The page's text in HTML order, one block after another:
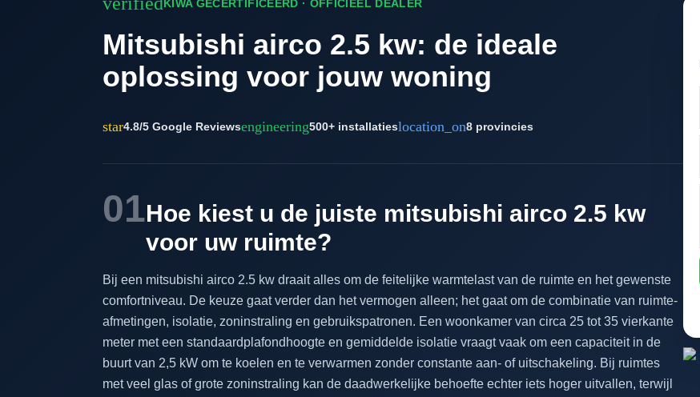
KIWA GECERTIFICEERD · OFFICIEEL DEALER
Mitsubishi airco 2.5 kw: de ideale
oplossing voor jouw woning
star4.8/5 Google Reviewsengineering500+ installatieslocation_on8 provincies
01Hoe kiest u de juiste mitsubishi airco 2.5 kw
voor uw ruimte?
Bij een mitsubishi airco 2.5 kw draait alles om de feitelijke warmtelast van de ruimte en het gewenste
comfortniveau. De keuze gaat verder dan het vermogen alleen; het gaat om de combinatie van ruimte-
afmetingen, isolatie, zoninstraling en gebruikspatronen. Een woonkamer van circa 25 tot 35 vierkante
meter met een standaardplafondhoogte en gemiddelde isolatie vraagt vaak om een capaciteit in de
buurt van 2,5 kW om te koelen en te verwarmen zonder constante aan- of uitschakeling. Bij ruimtes
met veel glas of grote zoninstraling kan de daadwerkelijke behoefte echter iets hoger uitvallen, terwijl